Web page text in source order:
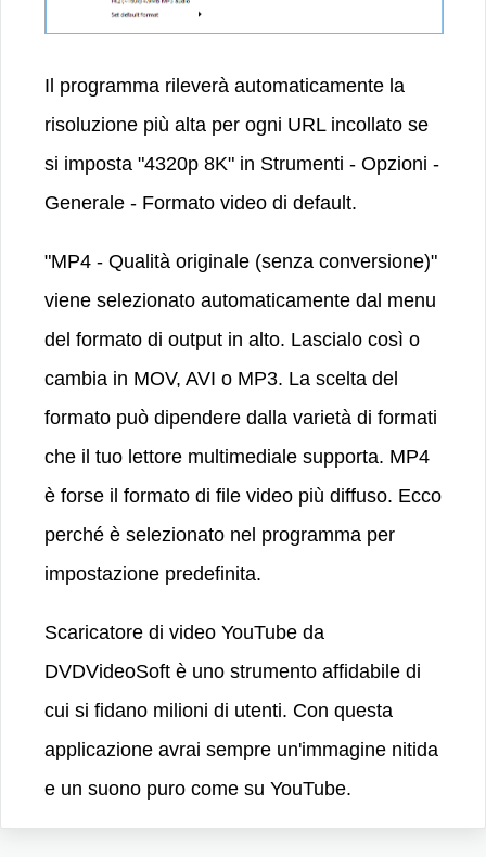
Il programma rileverà automaticamente la
risoluzione più alta per ogni URL incollato se
si imposta "4320p 8K" in Strumenti - Opzioni -
Generale - Formato video di default.
"MP4 - Qualità originale (senza conversione)"
viene selezionato automaticamente dal menu
del formato di output in alto. Lascialo così o
cambia in MOV, AVI o MP3. La scelta del
formato può dipendere dalla varietà di formati
che il tuo lettore multimediale supporta. MP4
è forse il formato di file video più diffuso. Ecco
perché è selezionato nel programma per
impostazione predefinita.
Scaricatore di video YouTube da
DVDVideoSoft è uno strumento affidabile di
cui si fidano milioni di utenti. Con questa
applicazione avrai sempre un'immagine nitida
e un suono puro come su YouTube.